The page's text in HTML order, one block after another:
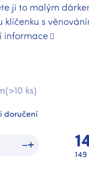
(>10 ks)
doručení
jí to malým
klíčenku s
informace